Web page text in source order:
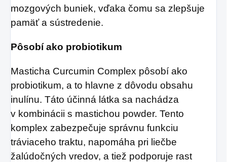
mozgových buniek, vďaka čomu sa zlepšuje
pamäť a sústredenie.
Pôsobí ako probiotikum
Masticha Curcumin Complex pôsobí ako
probiotikum, a to hlavne z dôvodu obsahu
inulínu. Táto účinná látka sa nachádza
v kombinácii s mastichou powder. Tento
komplex zabezpečuje správnu funkciu
tráviaceho traktu, napomáha pri liečbe
žalúdočných vredov, a tiež podporuje rast